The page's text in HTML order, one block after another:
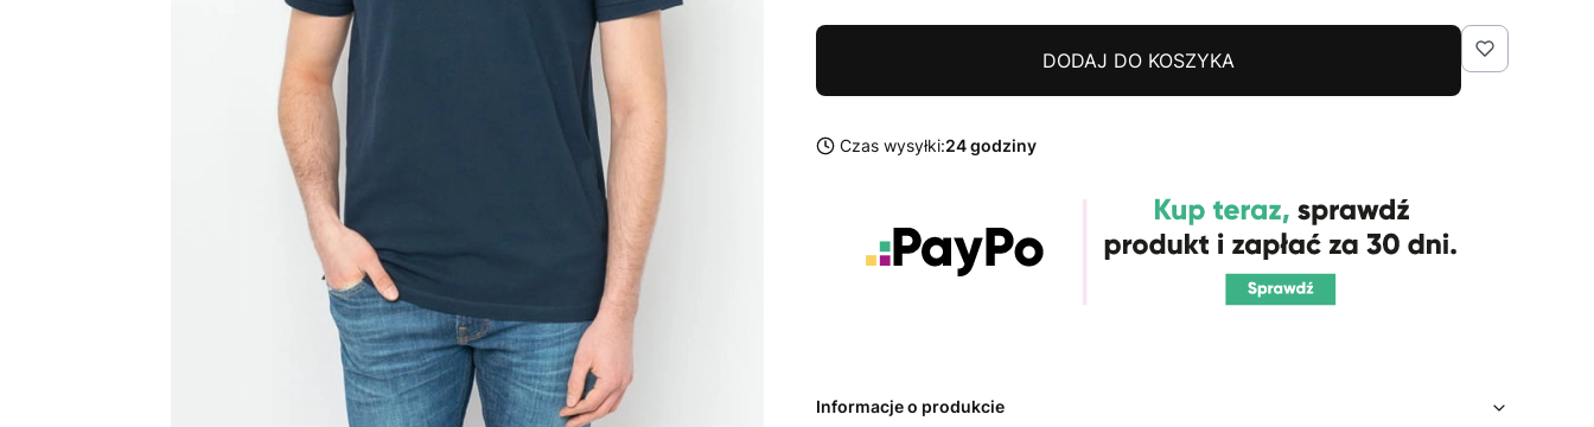
DODAJ DO KOSZYKA
Czas wysyłki:24 godziny
Informacje o produkcie